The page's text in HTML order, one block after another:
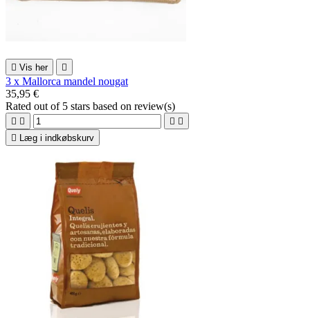
 Vis her 
3 x Mallorca mandel nougat
35,95 €
Rated out of 5 stars based on review(s)
   

Læg i indkøbskurv